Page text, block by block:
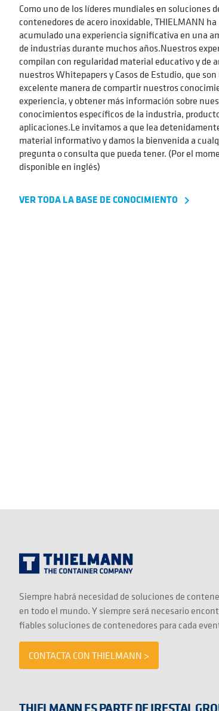
Como uno de los líderes mundiales en soluciones
contenedores de acero inoxidable, THIELMANN ha
acumulado una experiencia significativa en una
de industrias durante muchos años.Nuestros
compilan con regularidad material educativo y de
nuestros Whitepapers y Casos de Estudio, que son
excelente manera de compartir nuestros
experiencia, y obtener más información sobre
conocimientos específicos de la industria,
aplicaciones.Le invitamos a que lea
material informativo y damos la bienvenida a
pregunta o consulta que pueda tener. (Por el
disponible en inglés)
VER TODA LA BASE DE CONOCIMIENTO navigate_next
Siempre habrá necesidad de soluciones de
en todo el mundo. Y siempre será necesario
fiables soluciones de contenedores para cada
CONTACTA CON THIELMANN >
THIELMANN ES PARTE DE IRESTAL